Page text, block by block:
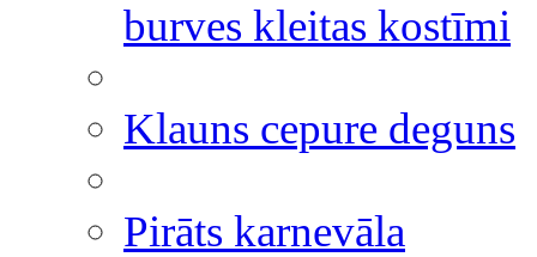
burves kleitas kostīmi
Klauns cepure deguns
Pirāts karnevāla